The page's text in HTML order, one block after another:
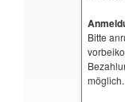
Bitte
möglich.